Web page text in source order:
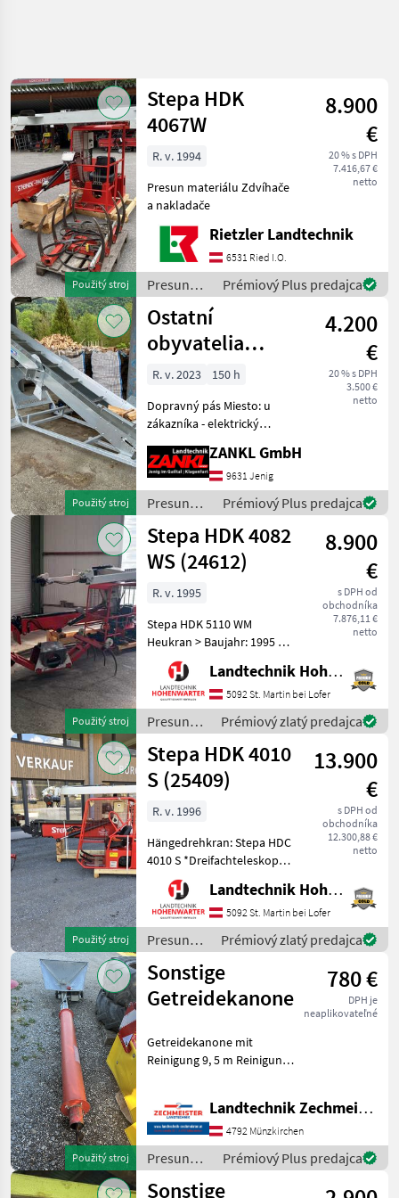
Použitý stroj
Stepa HDK
4067W
8.900
€
20 % s DPH
7.416,67 €
netto
R. v. 1994
Presun materiálu Zdvíhače
a nakladače
Rietzler Landtechnik
6531 Ried I.O.
Presun
materiálu
/ Stepa
Prémiový Plus predajca
Použitý stroj
Ostatní
obyvatelia
Binderbergu
4.200
€
20 % s DPH
3.500 €
netto
R. v. 2023
150 h
Dopravný pás Miesto: u
zákazníka - elektrický
pásu 4, 50 m - Výška
dopravovania 3, 7 m - Šírka
pásu 40 cm - s podvozkom -
pozinkované vyhot
ZANKL GmbH
9631 Jenig
Presun
materiálu
/ Sonstige
Prémiový Plus predajca
Použitý stroj
Stepa HDK 4082
WS (24612)
8.900
€
s DPH od
obchodníka
7.876,11 €
netto
R. v. 1995
Stepa HDK 5110 WM
Heukran > Baujahr: 1995 >
Spurweite: 2 m > Teleskop:
2-fach Teleskop >
Reichweite: 8, 2 m >
Windengreifzug > Greifer:
Heugreifer 100 cm > 4 Stück
S
Landtechnik Hohenwarter GmbH
5092 St. Martin bei Lofer
Presun
materiálu
/ Stepa
Prémiový zlatý predajca
Použitý stroj
Stepa HDK 4010
S (25409)
13.900
€
s DPH od
obchodníka
12.300,88 €
netto
R. v. 1996
Hängedrehkran: Stepa HDC
4010 S *Dreifachteleskop
Reichweite 9, 90m
*Spurbreite 2, 50m
*Endlosschwenkwerk
*Schoppeinrichtung /
Greiferhochstellung
*Greifzange Nachst
Landtechnik Hohenwarter GmbH
5092 St. Martin bei Lofer
Presun
materiálu
/ Stepa
Prémiový zlatý predajca
Použitý stroj
Sonstige
Getreidekanone
780 €
DPH je
neaplikovateľné
Getreidekanone mit
Reinigung 9, 5 m Reinigung
dopravník
Landtechnik Zechmeister GmbH & Co KG
4792 Münzkirchen
Presun
materiálu
/ Sonstige
Prémiový Plus predajca
Sonstige